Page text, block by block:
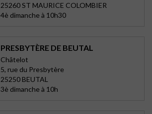
25260 ST MAURICE COLOMBIER
4è dimanche à 10h30
PRESBYTÈRE DE BEUTAL
Châtelot
5, rue du Presbytère
25250 BEUTAL
3è dimanche à 10h